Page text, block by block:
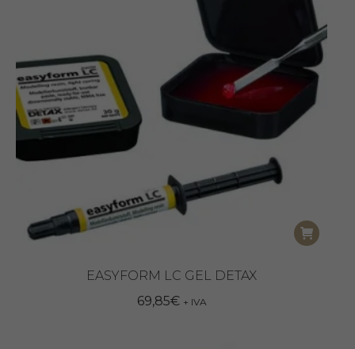
EASYFORM LC GEL DETAX
69,85€ + IVA